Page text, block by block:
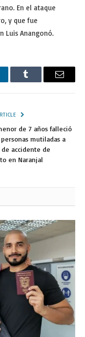
En el ataque
y que fue
Luis Anangonó.
Tumblr Email
de 7 años falleció
mutiladas a
de accidente de
en Naranjal